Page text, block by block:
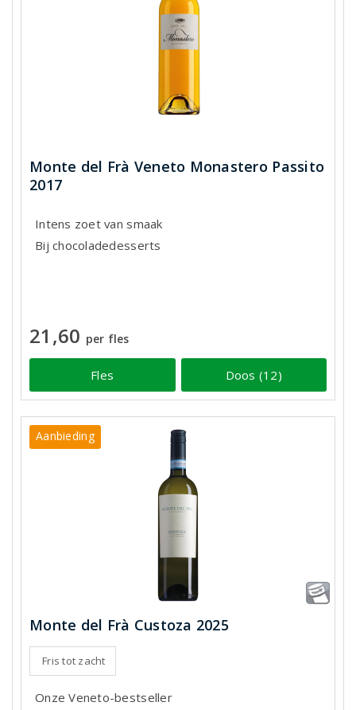
Monte del Frà Veneto Monastero Passito
2017
Intens zoet van smaak
Bij chocoladedesserts
21,60 per fles
Fles Doos (12)
Aanbieding
Monte del Frà Custoza 2025
Fris tot zacht
Onze Veneto-bestseller